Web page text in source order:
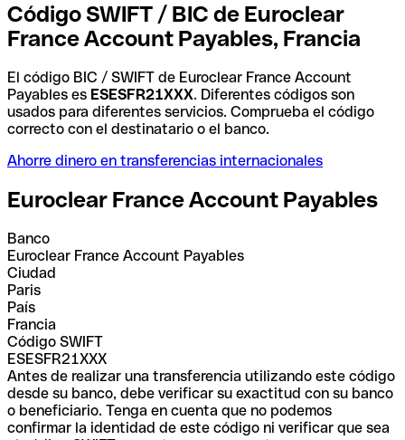
Código SWIFT / BIC de Euroclear
France Account Payables, Francia
El código BIC / SWIFT de Euroclear France Account
Payables es ESESFR21XXX. Diferentes códigos son
usados para diferentes servicios. Comprueba el código
correcto con el destinatario o el banco.
Ahorre dinero en transferencias internacionales
Euroclear France Account Payables
Banco
Euroclear France Account Payables
Ciudad
Paris
País
Francia
Código SWIFT
ESESFR21XXX
Antes de realizar una transferencia utilizando este código
desde su banco, debe verificar su exactitud con su banco
o beneficiario. Tenga en cuenta que no podemos
confirmar la identidad de este código ni verificar que sea